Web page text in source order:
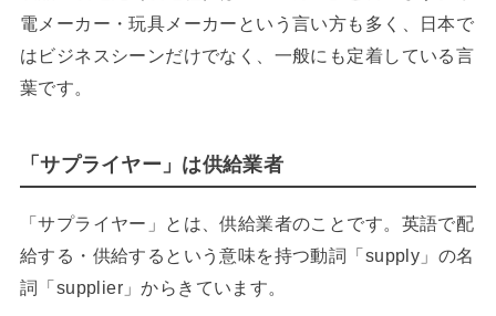
電メーカー・玩具メーカーという言い方も多く、日本で
はビジネスシーンだけでなく、一般にも定着している言
葉です。
「サプライヤー」は供給業者
「サプライヤー」とは、供給業者のことです。英語で配
給する・供給するという意味を持つ動詞「supply」の名
詞「supplier」からきています。